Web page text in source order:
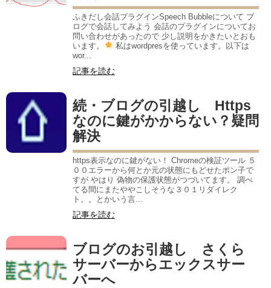
ふきだし会話プラグインSpeech Bubbleについて ブ
ログで会話してみよう 会話のプラグインについてお
問い合わせがあったので 少し説明をかきたいとおも
います。
私はwordpresを使っています。以下は
wor...
記事を読む
続・ブログの引越し Https
なのに鍵がかからない？疑問
解決
https表示なのに鍵がない！ Chromeの検証ツール ５
００エラーから何とか元の状態にもどせたポン子で
すが やはり 偽物の保護状態がつづいてます。 調べ
てる間にまたややこしそうな３０１リダイレク
ト。。とかいう言...
記事を読む
ブログのお引越し さくら
サーバーからエックスサー
バーへ